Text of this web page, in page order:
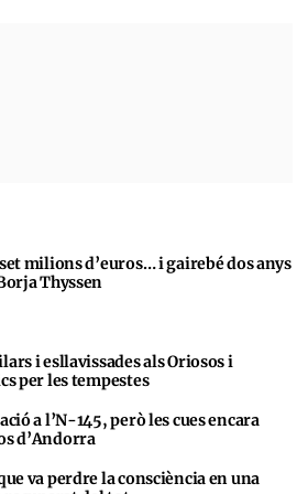
milions d’euros… i gairebé dos anys
Thyssen
i esllavissades als Oriosos i
per les tempestes
a l’N-145, però les cues encara
d’Andorra
va perdre la consciència en una